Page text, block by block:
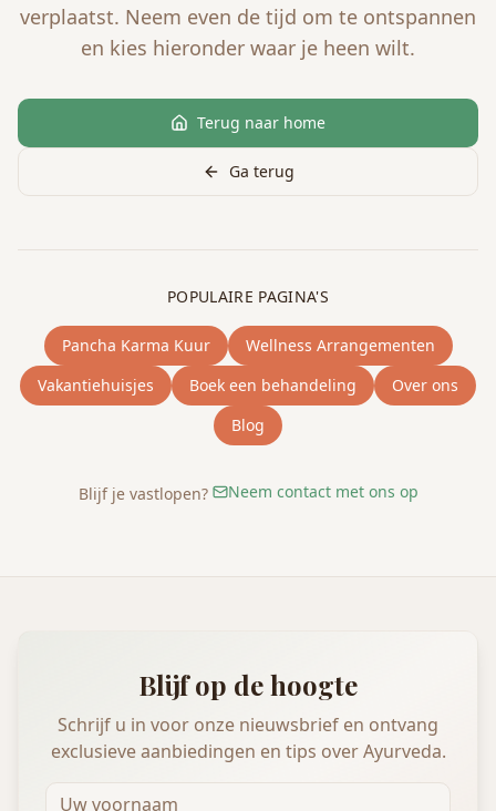
verplaatst. Neem even de tijd om te ontspannen
en kies hieronder waar je heen wilt.
Terug naar home
Ga terug
POPULAIRE PAGINA'S
Pancha Karma Kuur
Wellness Arrangementen
Vakantiehuisjes
Boek een behandeling
Over ons
Blog
Blijf je vastlopen? Neem contact met ons op
Blijf op de hoogte
Schrijf u in voor onze nieuwsbrief en ontvang
exclusieve aanbiedingen en tips over Ayurveda.